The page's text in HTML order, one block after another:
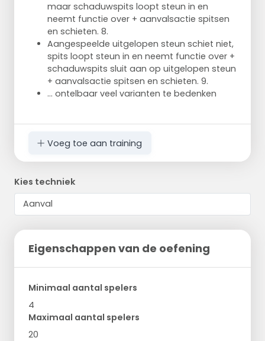
maar schaduwspits loopt steun in en
neemt functie over + aanvalsactie spitsen
en schieten. 8.
Aangespeelde uitgelopen steun schiet niet,
spits loopt steun in en neemt functie over +
schaduwspits sluit aan op uitgelopen steun
+ aanvalsactie spitsen en schieten. 9.
... ontelbaar veel varianten te bedenken
Voeg toe aan training
Kies techniek
Eigenschappen van de oefening
Minimaal aantal spelers
4
Maximaal aantal spelers
20